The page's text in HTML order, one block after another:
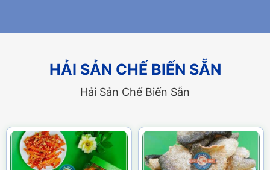
HẢI SẢN CHẾ BIẾN SẴN
Hải Sản Chế Biến Sẵn